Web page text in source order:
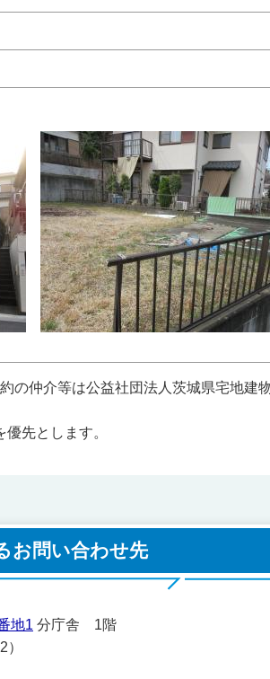
の仲介等は公益社団法人茨城県宅地建
先とします。
お問い合わせ先
地1 分庁舎 1階